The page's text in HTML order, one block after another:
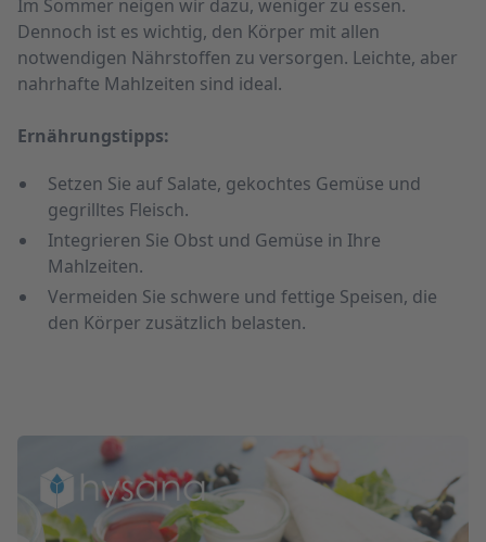
Im Sommer neigen wir dazu, weniger zu essen.
Dennoch ist es wichtig, den Körper mit allen
notwendigen Nährstoffen zu versorgen. Leichte, aber
nahrhafte Mahlzeiten sind ideal.
Ernährungstipps:
Setzen Sie auf Salate, gekochtes Gemüse und
gegrilltes Fleisch.
Integrieren Sie Obst und Gemüse in Ihre
Mahlzeiten.
Vermeiden Sie schwere und fettige Speisen, die
den Körper zusätzlich belasten.